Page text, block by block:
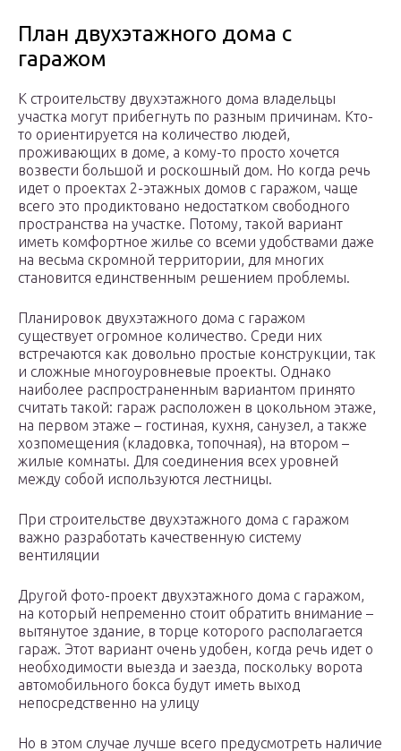
План двухэтажного дома с
гаражом
К строительству двухэтажного дома владельцы
участка могут прибегнуть по разным причинам. Кто-
то ориентируется на количество людей,
проживающих в доме, а кому-то просто хочется
возвести большой и роскошный дом. Но когда речь
идет о проектах 2-этажных домов с гаражом, чаще
всего это продиктовано недостатком свободного
пространства на участке. Потому, такой вариант
иметь комфортное жилье со всеми удобствами даже
на весьма скромной территории, для многих
становится единственным решением проблемы.
Планировок двухэтажного дома с гаражом
существует огромное количество. Среди них
встречаются как довольно простые конструкции, так
и сложные многоуровневые проекты. Однако
наиболее распространенным вариантом принято
считать такой: гараж расположен в цокольном этаже,
на первом этаже – гостиная, кухня, санузел, а также
хозпомещения (кладовка, топочная), на втором –
жилые комнаты. Для соединения всех уровней
между собой используются лестницы.
При строительстве двухэтажного дома с гаражом
важно разработать качественную систему
вентиляции
Другой фото-проект двухэтажного дома с гаражом,
на который непременно стоит обратить внимание –
вытянутое здание, в торце которого располагается
гараж. Этот вариант очень удобен, когда речь идет о
необходимости выезда и заезда, поскольку ворота
автомобильного бокса будут иметь выход
непосредственно на улицу
Но в этом случае лучше всего предусмотреть наличие